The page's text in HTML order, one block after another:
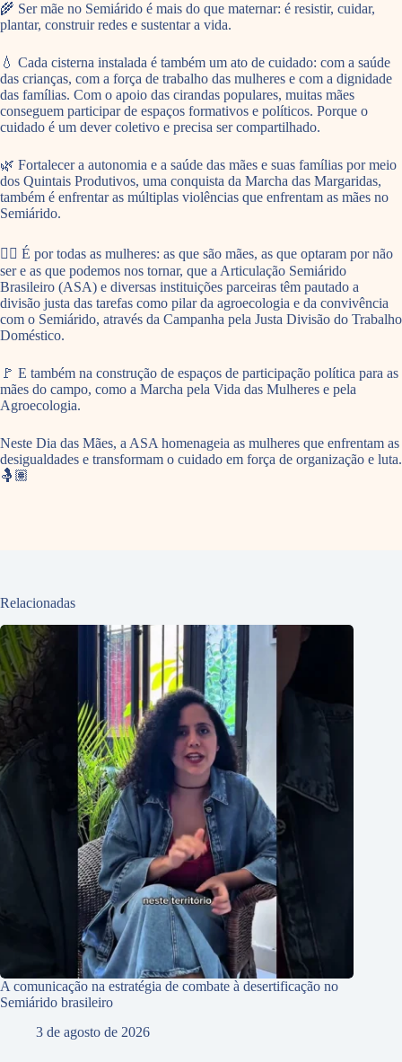
🌾 Ser mãe no Semiárido é mais do que maternar: é resistir, cuidar,
plantar, construir redes e sustentar a vida.
💧 Cada cisterna instalada é também um ato de cuidado: com a saúde
das crianças, com a força de trabalho das mulheres e com a dignidade
das famílias. Com o apoio das cirandas populares, muitas mães
conseguem participar de espaços formativos e políticos. Porque o
cuidado é um dever coletivo e precisa ser compartilhado.
🌿 Fortalecer a autonomia e a saúde das mães e suas famílias por meio
dos Quintais Produtivos, uma conquista da Marcha das Margaridas,
também é enfrentar as múltiplas violências que enfrentam as mães no
Semiárido.
✊🏽 É por todas as mulheres: as que são mães, as que optaram por não
ser e as que podemos nos tornar, que a Articulação Semiárido
Brasileiro (ASA) e diversas instituições parceiras têm pautado a
divisão justa das tarefas como pilar da agroecologia e da convivência
com o Semiárido, através da Campanha pela Justa Divisão do Trabalho
Doméstico.
🚩 E também na construção de espaços de participação política para as
mães do campo, como a Marcha pela Vida das Mulheres e pela
Agroecologia.
Neste Dia das Mães, a ASA homenageia as mulheres que enfrentam as
desigualdades e transformam o cuidado em força de organização e luta.
🤱🏽
Relacionadas
A comunicação na estratégia de combate à desertificação no
Semiárido brasileiro
3 de agosto de 2026